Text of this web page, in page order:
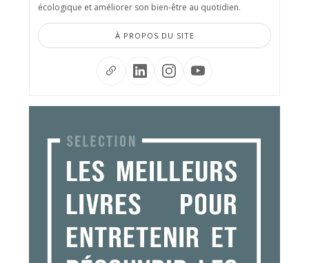
écologique et améliorer son bien-être au quotidien.
À PROPOS DU SITE